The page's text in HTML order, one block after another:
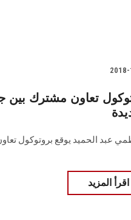
تعاون مشترك
عبد الحميد يوقع بروتوكول
اقرأ المزيد